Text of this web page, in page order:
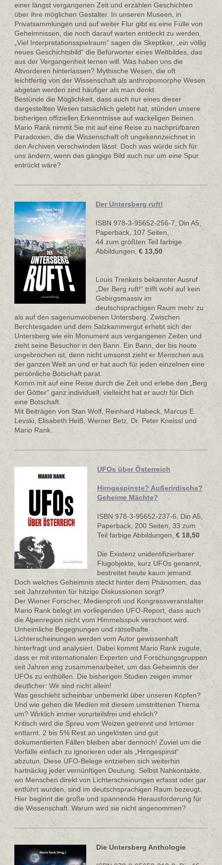
einer längst vergangenen Zeit und erzählen Geschichten
über ihre möglichen Gestalter. In unseren Museen, in
Privatsammlungen und auf weiter Flur gibt es eine Fülle von
Geheimnissen, die noch darauf warten entdeckt zu werden.
„Viel Interpretationsspielraum“ sagen die Skeptiker, „ein völlig
neues Geschichtsbild“ die Befürworter eines Weltbildes, das
aus der Vergangenheit lernen will. Was haben uns die
Altvorderen hinterlassen? Mythische Wesen, die oft
leichtfertig von der Wissenschaft als anthropomorphe Wesen
abgetan werden sind häufiger als man denkt.
Bestünde die Möglichkeit, dass auch nur eines dieser
dargestellten Wesen tatsächlich gelebt hat, stünden unsere
bisherigen offiziellen Erkenntnisse auf wackeligen Beinen.
Mario Rank nimmt Sie mit auf eine Reise zu nachprüfbaren
Paradoxien, die die Wissenschaft oft ungekennzeichnet in
den Archiven verschwinden lässt. Doch was würde sich für
uns ändern, wenn das gängige Bild auch nur um eine Spur
entrückt wäre?
Der Untersberg ruft!
ISBN 978-3-95652-256-7, Din A5,
Paperback, 107 Seiten,
44 zum größten Teil farbige
Abbildungen, € 13,50
Louis Trenkers bekannter Ausruf
„Der Berg ruft!“ trifft wohl auf kein
Gebirgsmassiv im
deutschsprachigen Raum mehr zu
als auf den sagenumwobenen Untersberg. Zwischen
Berchtesgaden und dem Salzkammergut erhebt sich der
Untersberg wie ein Monument aus vergangenen Zeiten und
zieht seine Besucher in den Bann. Ein Bann, der bis heute
ungebrochen ist, denn nicht umsonst zieht er Menschen aus
der ganzen Welt an und er hat auch für jeden einzelnen eine
persönliche Botschaft parat.
Komm mit auf eine Reise durch die Zeit und erlebe den „Berg
der Götter“ ganz individuell, vielleicht hat er auch für Dich
eine Botschaft.
Mit Beiträgen von Stan Wolf, Reinhard Habeck, Marcus E.
Levski, Elisabeth Heiß, Werner Betz, Dr. Peter Kneissl und
Mario Rank.
UFOs über Österreich
Hirngespinste? Außerirdische?
Geheime Mächte?
ISBN 978-3-95652-237-6, Din A5,
Paperback, 200 Seiten, 33 zum
Teil farbige Abbildungen, € 18,50
Die Existenz unidentifizierbarer
Flugobjekte, kurz UFOs genannt,
bestreitet heute kaum jemand.
Doch welches Geheimnis steckt hinter dem Phänomen, das
seit Jahrzehnten für hitzige Diskussionen sorgt?
Der Wiener Forscher, Medienprofi und Kongressveranstalter
Mario Rank belegt im vorliegenden UFO-Report, dass auch
die Alpenregion nicht vom Himmelsspuk verschont wird.
Unheimliche Begegnungen und rätselhafte
Lichterscheinungen werden vom Autor gewissenhaft
hinterfragt und analysiert. Dabei kommt Mario Rank zugute,
dass er mit internationalen Experten und Forschungsgruppen
seit Jahren eng zusammenarbeitet, um das Geheimnis der
UFOs zu enthüllen. Die bisherigen Studien zeigen immer
deutlicher: Wir sind nicht allein!
Was geschieht scheinbar unbemerkt über unseren Köpfen?
Und wie gehen die Medien mit diesem umstrittenen Thema
um? Wirklich immer vorurteilsfrei und ehrlich?
Kritisch wird die Spreu vom Weizen getrennt und Irrtümer
enttarnt. 2 bis 5% Rest an ungelösten und gut
dokumentierten Fällen bleiben aber dennoch! Zuviel um die
Vorfälle einfach zu ignorieren oder als „Hirngespinst“
abzutun. Diese UFO-Belege entziehen sich weiterhin
hartnäckig jeder vernünftigen Deutung. Selbst Nahkontakte,
wo Menschen direkt von Lichterscheinungen erfasst oder gar
entführt wurden, sind im deutschsprachigen Raum bezeugt.
Hier beginnt die große und spannende Herausforderung für
die Wissenschaft. Warum wird sie nicht angenommen?
Die Untersberg Anthologie